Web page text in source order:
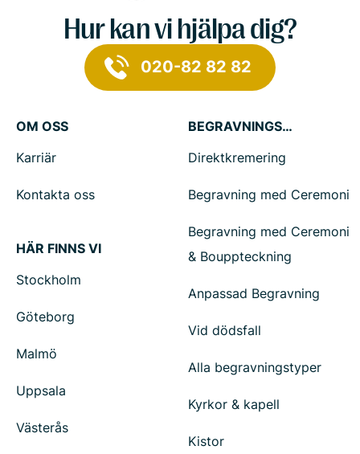
Hur kan vi hjälpa dig?
020-82 82 82
OM OSS
Karriär
Kontakta oss
HÄR FINNS VI
Stockholm
Göteborg
Malmö
Uppsala
Västerås
BEGRAVNINGSTJÄNSTER
Direktkremering
Begravning med Ceremoni
Begravning med Ceremoni
& Bouppteckning
Anpassad Begravning
Vid dödsfall
Alla begravningstyper
Kyrkor & kapell
Kistor